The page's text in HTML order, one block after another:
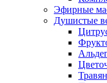
Эфирные
Душистые